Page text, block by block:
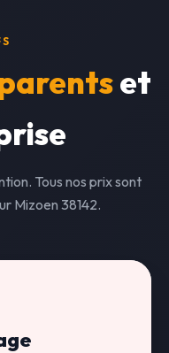
et
Tous nos prix sont
Mizoen 38142.